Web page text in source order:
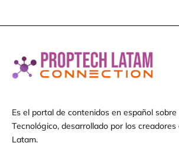
Es el portal de contenidos en español
Tecnológico, desarrollado por los creadores
Latam.